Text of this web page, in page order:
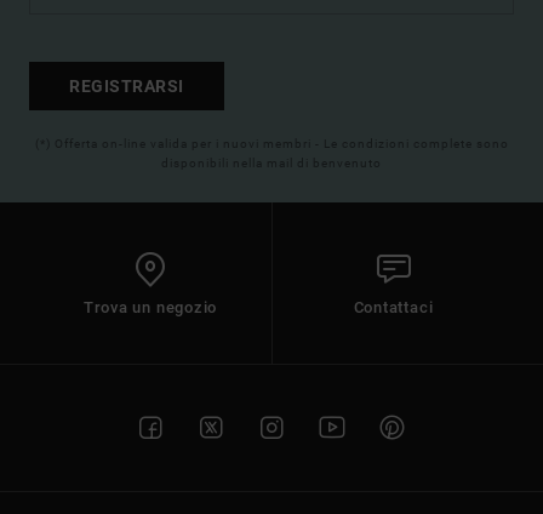
REGISTRARSI
(*) Offerta on-line valida per i nuovi membri - Le condizioni complete sono
disponibili nella mail di benvenuto
Trova un negozio Contattaci